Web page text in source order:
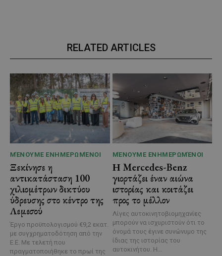
RELATED ARTICLES
ΜΈΝΟΥΜΕ ΕΝΗΜΕΡΩΜΈΝΟΙ
Ξεκίνησε η
αντικατάσταση 100
χιλιομέτρων δικτύου
ύδρευσης στο κέντρο της
Λεμεσού
Έργο προϋπολογισμού €9,2 εκατ.
με συγχρηματοδότηση από την
Ε.Ε. Με τελετή που
πραγματοποιήθηκε το πρωί της
ΜΈΝΟΥΜΕ ΕΝΗΜΕΡΩΜΈΝΟΙ
Η Mercedes-Benz
γιορτάζει έναν αιώνα
ιστορίας και κοιτάζει
προς το μέλλον
Λίγες αυτοκινητοβιομηχανίες
μπορούν να ισχυριστούν ότι το
όνομά τους έγινε συνώνυμο της
ίδιας της ιστορίας του
αυτοκινήτου. Η...